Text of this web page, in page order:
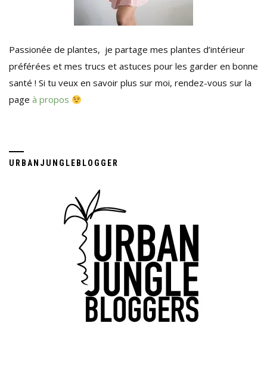
Passionée de plantes, je partage mes plantes d’intérieur
préférées et mes trucs et astuces pour les garder en bonne
santé ! Si tu veux en savoir plus sur moi, rendez-vous sur la
page à propos
URBANJUNGLEBLOGGER